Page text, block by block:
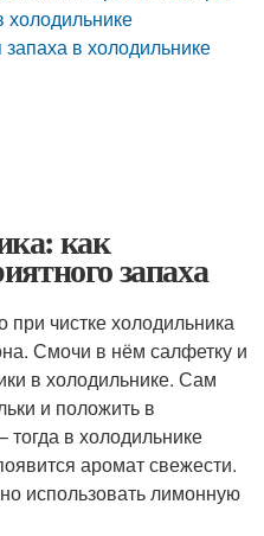
холодильнике
в холодильнике
как
запаха
чистке холодильника
Смочи в нём салфетку и
в холодильнике. Сам
и положить в
тогда в холодильнике
аромат свежести.
использовать лимонную